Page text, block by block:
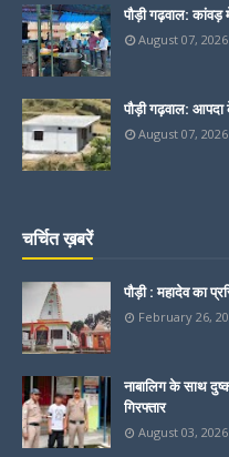
पौड़ी गढ़वाल: कांवड़
August 07, 2026
पौड़ी गढ़वाल:
August 07, 2026
चर्चित ख़बरें
पौड़ी : महादेव का
February 26,
नाबालिग के साथ
गिरफ्तार
August 03, 2026